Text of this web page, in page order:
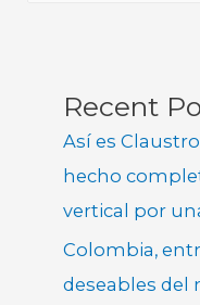
Recent
Así es
hecho
vertical por
Colombia,
deseables del